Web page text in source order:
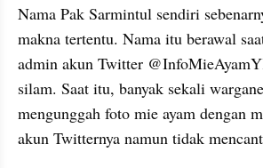
Nama Pak Sarmintul sendiri
makna tertentu. Nama itu berawal
admin akun Twitter
silam. Saat itu, banyak sekali
mengunggah foto mie ayam dengan
akun Twitternya namun tidak